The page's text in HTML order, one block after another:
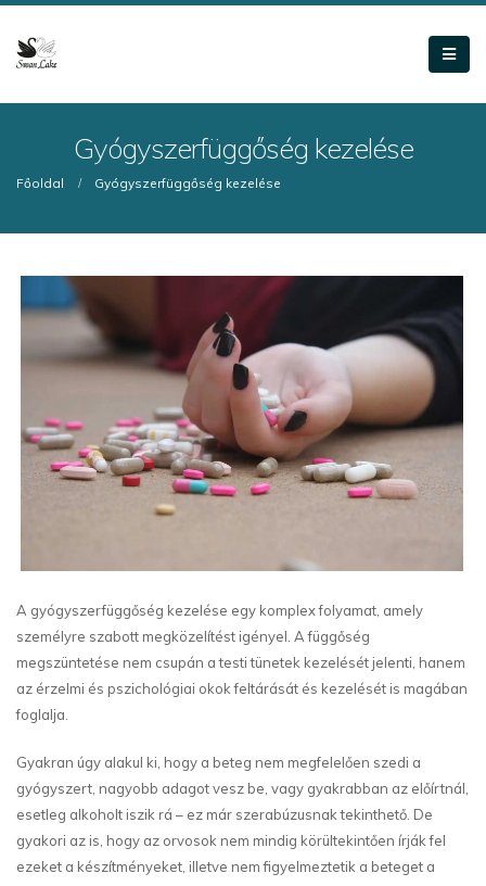
Gyógyszerfüggőség kezelése
Főoldal Gyógyszerfüggőség kezelése
A gyógyszerfüggőség kezelése egy komplex folyamat, amely
személyre szabott megközelítést igényel. A függőség
megszüntetése nem csupán a testi tünetek kezelését jelenti, hanem
az érzelmi és pszichológiai okok feltárását és kezelését is magában
foglalja.
Gyakran úgy alakul ki, hogy a beteg nem megfelelően szedi a
gyógyszert, nagyobb adagot vesz be, vagy gyakrabban az előírtnál,
esetleg alkoholt iszik rá – ez már szerabúzusnak tekinthető. De
gyakori az is, hogy az orvosok nem mindig körültekintően írják fel
ezeket a készítményeket, illetve nem figyelmeztetik a beteget a